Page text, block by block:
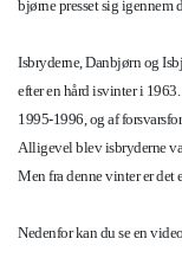
bjørne presset sig igennem
Isbryderne, Danbjørn og
efter en hård isvinter i
1995-1996, og af
Alligevel blev isbryderne
Men fra denne vinter er det
Nedenfor kan du se en